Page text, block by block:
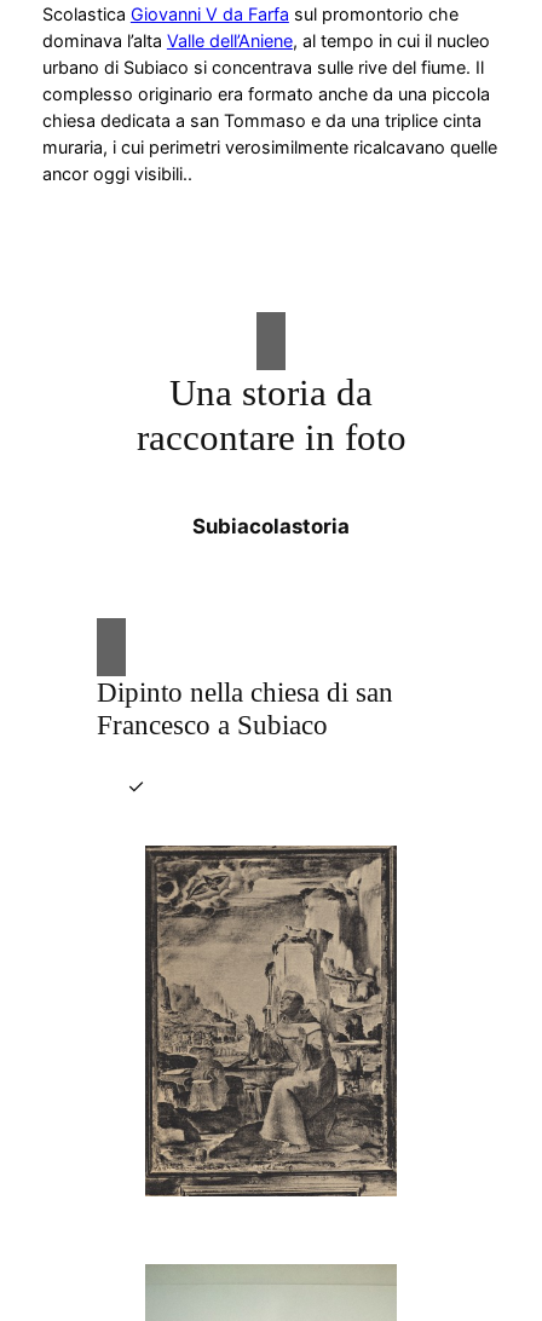
Scolastica Giovanni V da Farfa sul promontorio che
dominava l’alta Valle dell’Aniene, al tempo in cui il nucleo
urbano di Subiaco si concentrava sulle rive del fiume. Il
complesso originario era formato anche da una piccola
chiesa dedicata a san Tommaso e da una triplice cinta
muraria, i cui perimetri verosimilmente ricalcavano quelle
ancor oggi visibili..
Una storia da
raccontare in foto
Subiacolastoria
Dipinto nella chiesa di san
Francesco a Subiaco